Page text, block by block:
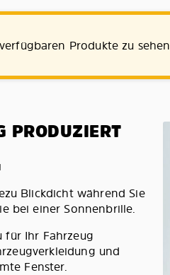
Produkte zu sehen
PRODUZIERT
Blickdicht während Sie
bei einer Sonnenbrille.
für Ihr Fahrzeug
und
Fenster.